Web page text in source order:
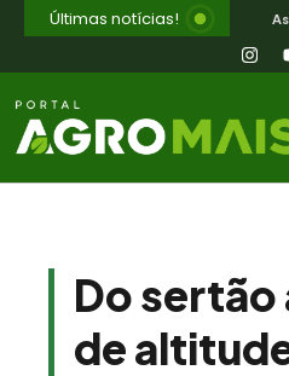
Últimas notícias!
Do sertão
de